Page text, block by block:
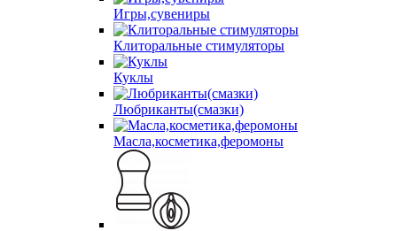
Игры,сувениры
Клиторальные стимуляторы
Куклы
Любриканты(смазки)
Масла,косметика,феромоны